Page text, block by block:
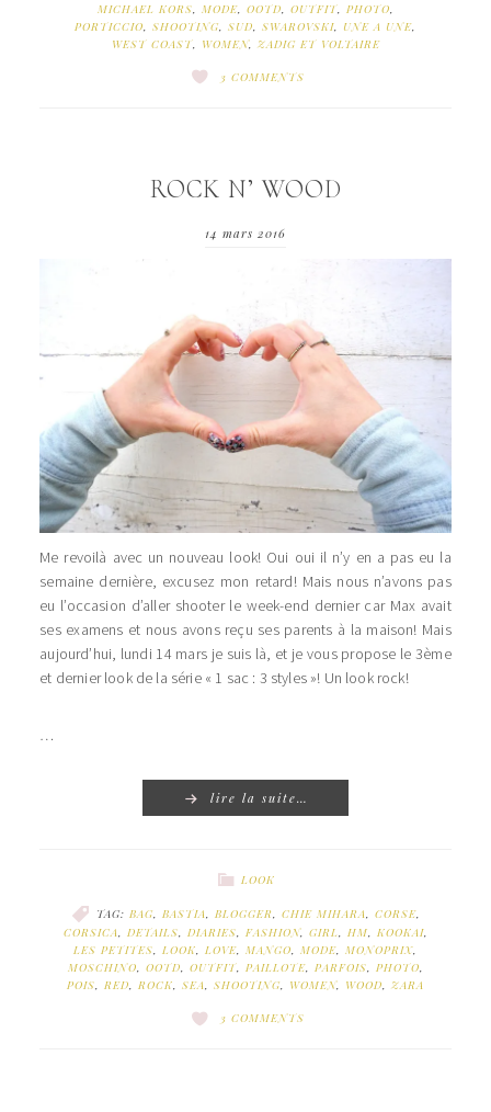
MICHAEL KORS, MODE, OOTD, OUTFIT, PHOTO,
PORTICCIO, SHOOTING, SUD, SWAROVSKI, UNE A UNE,
WEST COAST, WOMEN,ZADIG ET VOLTAIRE
3 COMMENTS
ROCK N’ WOOD
14 mars 2016
Me revoilà avec un nouveau look! Oui oui il n’y en a pas eu la
semaine dernière, excusez mon retard! Mais nous n’avons pas
eu l’occasion d’aller shooter le week-end dernier car Max avait
ses examens et nous avons reçu ses parents à la maison! Mais
aujourd’hui, lundi 14 mars je suis là, et je vous propose le 3ème
et dernier look de la série « 1 sac : 3 styles »! Un look rock!
…
lire la suite…
LOOK
TAG: BAG, BASTIA, BLOGGER, CHIE MIHARA, CORSE,
CORSICA, DETAILS, DIARIES, FASHION, GIRL, HM, KOOKAI,
LES PETITES, LOOK, LOVE, MANGO, MODE, MONOPRIX,
MOSCHINO, OOTD, OUTFIT, PAILLOTE, PARFOIS, PHOTO,
POIS, RED, ROCK, SEA, SHOOTING, WOMEN, WOOD,ZARA
3 COMMENTS